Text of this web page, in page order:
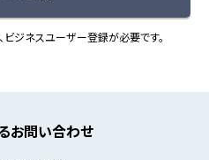
ジネスユーザー登録が必要です。
お問い合わせ